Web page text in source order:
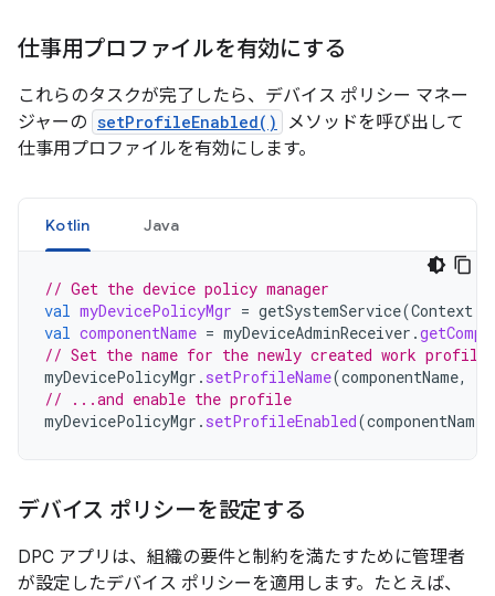
仕事用プロファイルを有効にする
これらのタスクが完了したら、デバイス ポリシー マネー
ジャーの setProfileEnabled()
メソッドを呼び出して
仕事用プロファイルを有効にします。
Kotlin Java
// Get the device policy manager
val myDevicePolicyMgr = getSystemService(Context
val componentName = myDeviceAdminReceiver .
// Set the name for the newly created work profile.
myDevicePolicyMgr . setProfileName(componentName,
// ...and enable the profile
myDevicePolicyMgr . setProfileEnabled(componentName
デバイス ポリシーを設定する
DPC アプリは、組織の要件と制約を満たすために管理者
が設定したデバイス ポリシーを適用します。たとえば、